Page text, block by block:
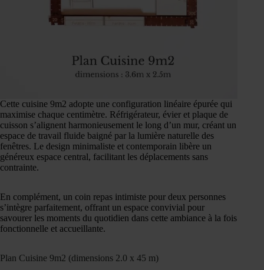
Cette cuisine 9m2 adopte une configuration linéaire épurée qui
maximise chaque centimètre. Réfrigérateur, évier et plaque de
cuisson s’alignent harmonieusement le long d’un mur, créant un
espace de travail fluide baigné par la lumière naturelle des
fenêtres. Le design minimaliste et contemporain libère un
généreux espace central, facilitant les déplacements sans
contrainte.
En complément, un coin repas intimiste pour deux personnes
s’intègre parfaitement, offrant un espace convivial pour
savourer les moments du quotidien dans cette ambiance à la fois
fonctionnelle et accueillante.
Plan Cuisine 9m2 (dimensions 2.0 x 45 m)